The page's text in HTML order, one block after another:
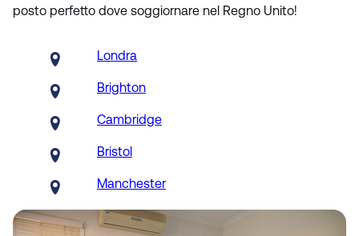
posto perfetto dove soggiornare nel Regno Unito!
Londra
Brighton
Cambridge
Bristol
Manchester